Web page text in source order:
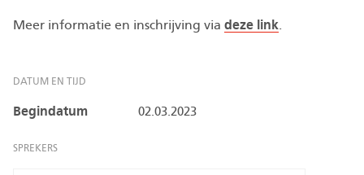
Meer informatie en inschrijving via deze link
DATUM EN TIJD
Begindatum 02.03.2023
SPREKERS